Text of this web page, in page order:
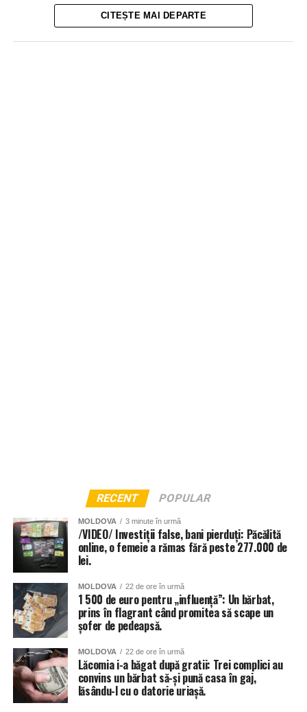
Nici în Chișinău situația nu a fost una mai bună. Aici
Și instituțiile de învățământ din Chișinău au fost grav
de-al treilea micuț, de 2 ani, urmau să meargă cu
ascensorul. La ușile deschise ale liftului, mama a reușit
CITEȘTE MAI DEPARTE
RECENT POPULAR
MOLDOVA 3 minute în urmă
/VIDEO/ Investiții false, bani pierduți: Păcălită
online, o femeie a rămas fără peste 277.000 de
lei.
MOLDOVA 22 de ore în urmă
1 500 de euro pentru „influență”: Un bărbat,
prins în flagrant când promitea să scape un
șofer de pedeapsă.
MOLDOVA 22 de ore în urmă
Lăcomia i-a băgat după gratii: Trei complici au
convins un bărbat să-și pună casa în gaj,
lăsându-l cu o datorie uriașă.